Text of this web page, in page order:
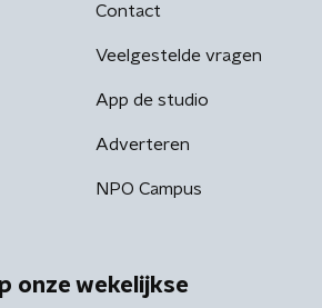
Contact
Veelgestelde vragen
App de studio
Adverteren
NPO Campus
onze wekelijkse